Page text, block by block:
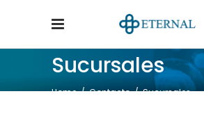
Sucursales
Home/Contacto/Sucursales